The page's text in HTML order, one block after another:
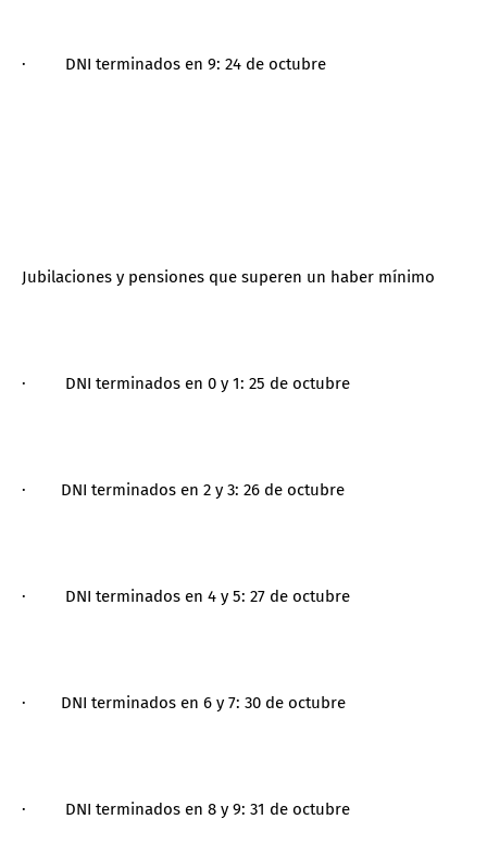
· DNI terminados en 9: 24 de octubre
Jubilaciones y pensiones que superen un haber mínimo
· DNI terminados en 0 y 1: 25 de octubre
· DNI terminados en 2 y 3: 26 de octubre
· DNI terminados en 4 y 5: 27 de octubre
· DNI terminados en 6 y 7: 30 de octubre
· DNI terminados en 8 y 9: 31 de octubre